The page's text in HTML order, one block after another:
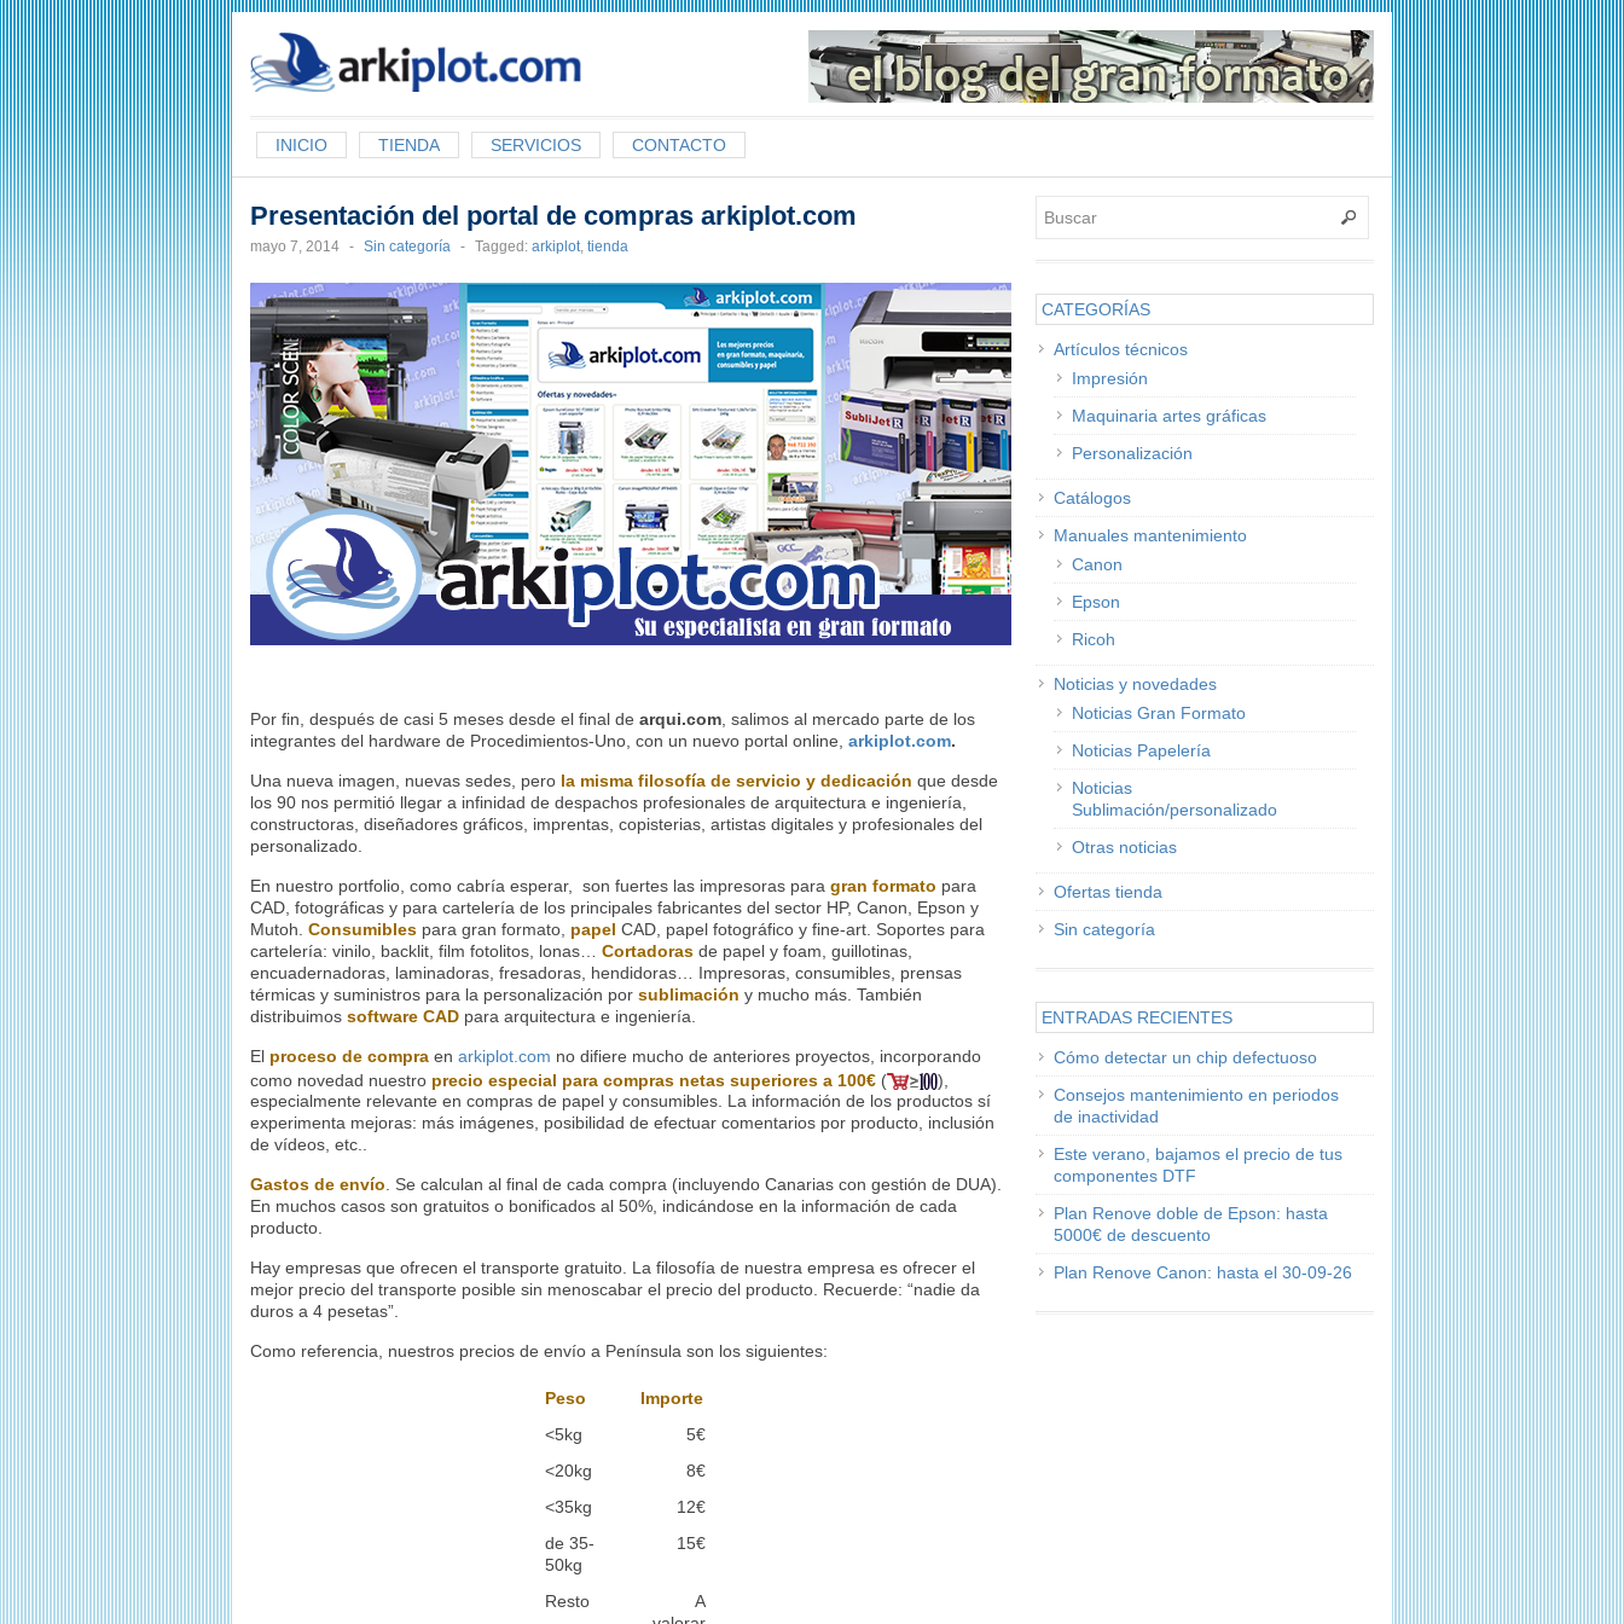
INICIO TIENDA SERVICIOS CONTACTO
Presentación del portal de compras arkiplot.com
mayo 7, 2014 - Sin categoría - Tagged: arkiplot, tienda
Por fin, después de casi 5 meses desde el final de arqui.com , salimos al mercado parte de los
integrantes del hardware de Procedimientos-Uno, con un nuevo portal online, arkiplot.com.
Una nueva imagen, nuevas sedes, pero la misma filosofía de servicio y dedicación que desde
los 90 nos permitió llegar a infinidad de despachos profesionales de arquitectura e ingeniería,
constructoras, diseñadores gráficos, imprentas, copisterias, artistas digitales y profesionales del
personalizado.
En nuestro portfolio, como cabría esperar, son fuertes las impresoras para gran formato para
CAD, fotográficas y para cartelería de los principales fabricantes del sector HP, Canon, Epson y
Mutoh. Consumibles para gran formato, papel CAD, papel fotográfico y fine-art. Soportes para
cartelería: vinilo, backlit, film fotolitos, lonas…
Cortadoras de papel y foam, guillotinas,
encuadernadoras, laminadoras, fresadoras, hendidoras… Impresoras, consumibles, prensas
térmicas y suministros para la personalización por sublimación y mucho más. También
distribuimos software CAD para arquitectura e ingeniería.
El proceso de compra en arkiplot.com no difiere mucho de anteriores proyectos, incorporando
como novedad nuestro precio especial para compras netas superiores a 100€ (
),
especialmente relevante en compras de papel y consumibles. La información de los productos sí
experimenta mejoras: más imágenes, posibilidad de efectuar comentarios por producto, inclusión
de vídeos, etc..
Gastos de envío . Se calculan al final de cada compra (incluyendo Canarias con gestión de DUA).
En muchos casos son gratuitos o bonificados al 50%, indicándose en la información de cada
producto.
Hay empresas que ofrecen el transporte gratuito. La filosofía de nuestra empresa es ofrecer el
mejor precio del transporte posible sin menoscabar el precio del producto. Recuerde: “nadie da
duros a 4 pesetas”.
Como referencia, nuestros precios de envío a Península son los siguientes:
Peso
Importe
<5kg
5€
<20kg
8€
<35kg
12€
de 35-
50kg
15€
Resto
A
CATEGORÍAS
Artículos técnicos
Impresión
Maquinaria artes gráficas
Personalización
Catálogos
Manuales mantenimiento
Canon
Epson
Ricoh
Noticias y novedades
Noticias Gran Formato
Noticias Papelería
Noticias
Sublimación/personalizado
Otras noticias
Ofertas tienda
Sin categoría
ENTRADAS RECIENTES
Cómo detectar un chip defectuoso
Consejos mantenimiento en periodos
de inactividad
Este verano, bajamos el precio de tus
componentes DTF
Plan Renove doble de Epson: hasta
5000€ de descuento
Plan Renove Canon: hasta el 30-09-26